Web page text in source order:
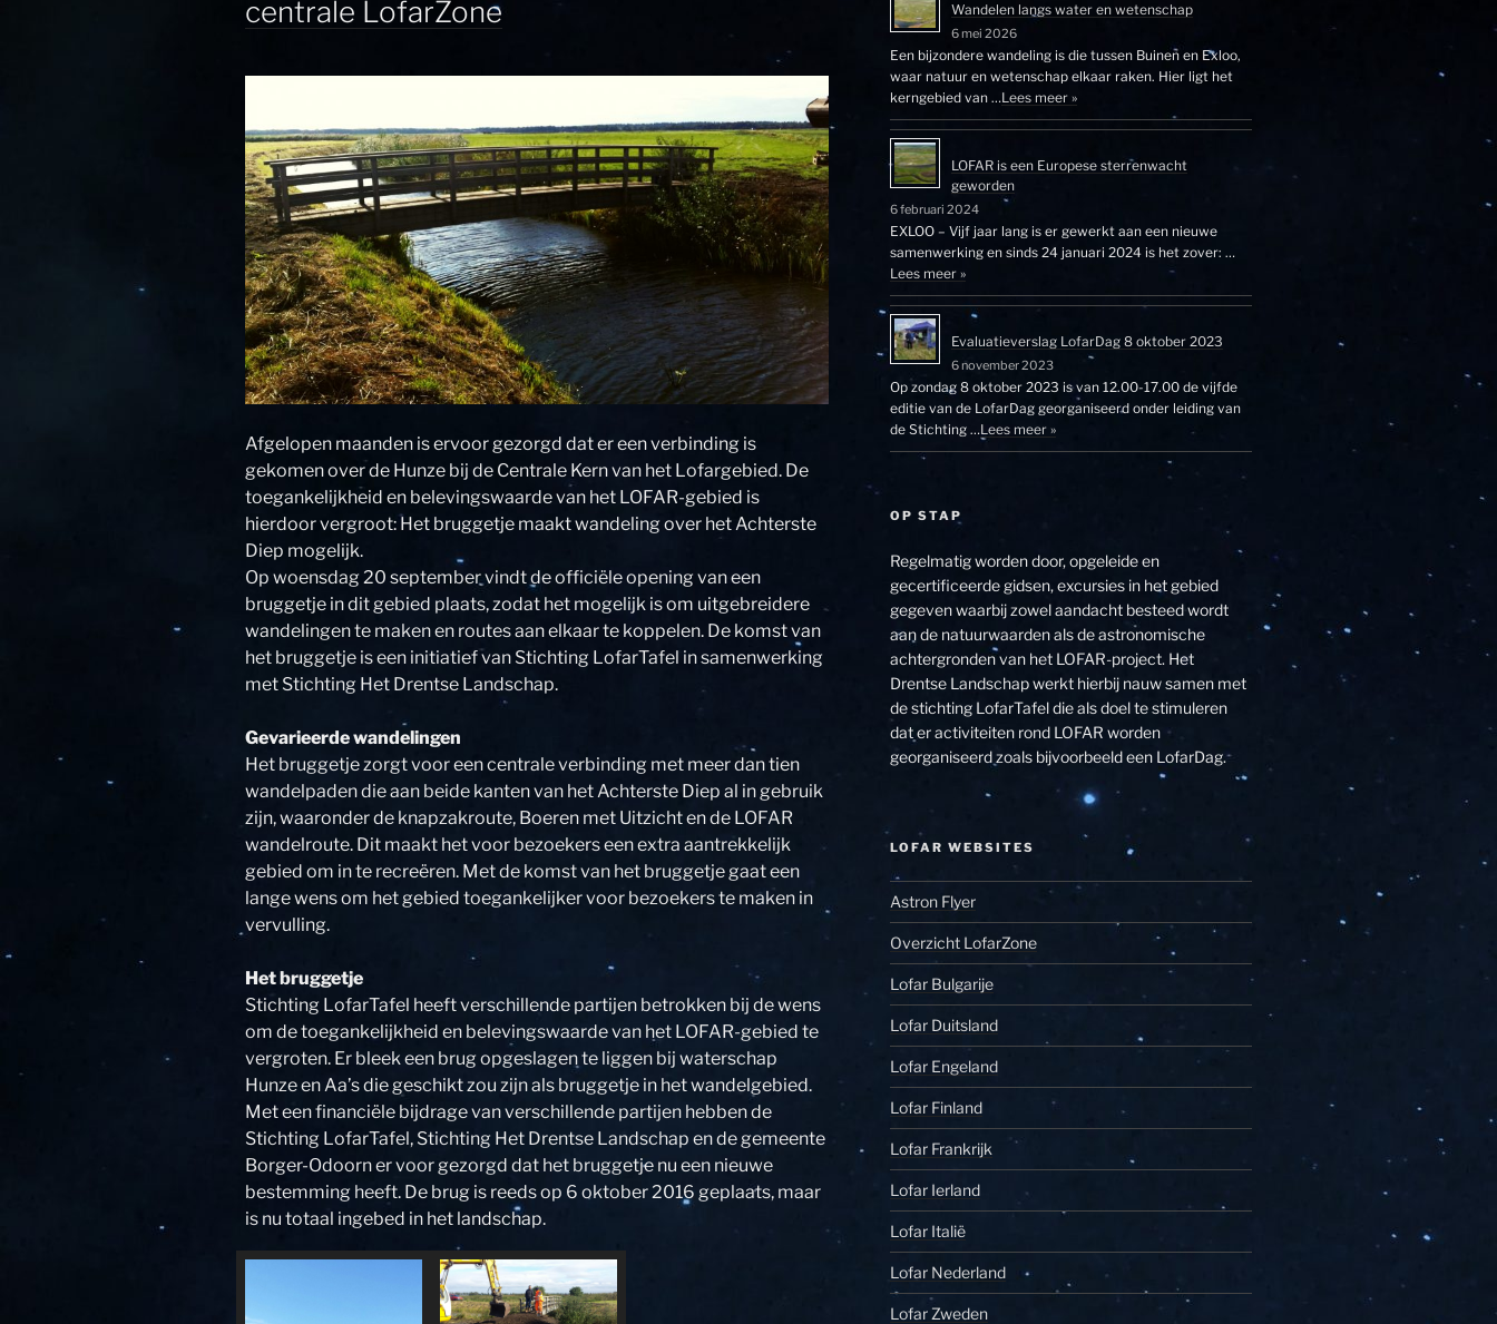
centrale LofarZone
Afgelopen maanden is ervoor gezorgd dat er een verbinding is
gekomen over de Hunze bij de Centrale Kern van het Lofargebied. De
toegankelijkheid en belevingswaarde van het LOFAR-gebied is
hierdoor vergroot: Het bruggetje maakt wandeling over het Achterste
Diep mogelijk.
Op woensdag 20 september vindt de officiële opening van een
bruggetje in dit gebied plaats, zodat het mogelijk is om uitgebreidere
wandelingen te maken en routes aan elkaar te koppelen. De komst van
het bruggetje is een initiatief van Stichting LofarTafel in samenwerking
met Stichting Het Drentse Landschap.
Gevarieerde wandelingen
Het bruggetje zorgt voor een centrale verbinding met meer dan tien
wandelpaden die aan beide kanten van het Achterste Diep al in gebruik
zijn, waaronder de knapzakroute, Boeren met Uitzicht en de LOFAR
wandelroute. Dit maakt het voor bezoekers een extra aantrekkelijk
gebied om in te recreëren. Met de komst van het bruggetje gaat een
lange wens om het gebied toegankelijker voor bezoekers te maken in
vervulling.
Het bruggetje
Stichting LofarTafel heeft verschillende partijen betrokken bij de wens
om de toegankelijkheid en belevingswaarde van het LOFAR-gebied te
vergroten. Er bleek een brug opgeslagen te liggen bij waterschap
Hunze en Aa’s die geschikt zou zijn als bruggetje in het wandelgebied.
Met een financiële bijdrage van verschillende partijen hebben de
Stichting LofarTafel, Stichting Het Drentse Landschap en de gemeente
Borger-Odoorn er voor gezorgd dat het bruggetje nu een nieuwe
bestemming heeft. De brug is reeds op 6 oktober 2016 geplaats, maar
is nu totaal ingebed in het landschap.
Wandelen langs water en wetenschap
6 mei 2026
Een bijzondere wandeling is die tussen Buinen en Exloo,
waar natuur en wetenschap elkaar raken. Hier ligt het
kerngebied van …Lees meer »
LOFAR is een Europese sterrenwacht
geworden
6 februari 2024
EXLOO – Vijf jaar lang is er gewerkt aan een nieuwe
samenwerking en sinds 24 januari 2024 is het zover: …
Lees meer »
Evaluatieverslag LofarDag 8 oktober 2023
6 november 2023
Op zondag 8 oktober 2023 is van 12.00-17.00 de vijfde
editie van de LofarDag georganiseerd onder leiding van
de Stichting …Lees meer »
OP STAP
Regelmatig worden door, opgeleide en
gecertificeerde gidsen, excursies in het gebied
gegeven waarbij zowel aandacht besteed wordt
aan de natuurwaarden als de astronomische
achtergronden van het LOFAR-project. Het
Drentse Landschap werkt hierbij nauw samen met
de stichting LofarTafel die als doel te stimuleren
dat er activiteiten rond LOFAR worden
georganiseerd zoals bijvoorbeeld een LofarDag.
LOFAR WEBSITES
Astron Flyer
Overzicht LofarZone
Lofar Bulgarije
Lofar Duitsland
Lofar Engeland
Lofar Finland
Lofar Frankrijk
Lofar Ierland
Lofar Italië
Lofar Nederland
Lofar Zweden